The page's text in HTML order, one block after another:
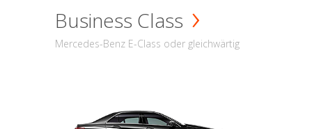
Business Class
Mercedes-Benz E-Class oder gleichwärtig